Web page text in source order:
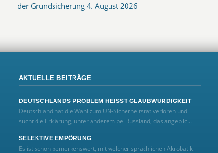
der Grundsicherung 4. August 2026
AKTUELLE BEITRÄGE
DEUTSCHLANDS PROBLEM HEISST GLAUBWÜRDIGKEIT
Deutschland hat die Wahl zum UN‑Sicherheitsrat verloren und
sucht die Erklärung, unter anderem bei Russland, das angeblic...
SELEKTIVE EMPÖRUNG
Es ist schon bemerkenswert, mit welcher sprachlichen Akrobatik